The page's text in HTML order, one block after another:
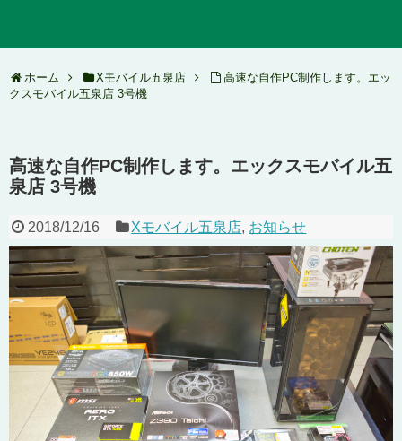
ホーム Xモバイル五泉店
高速な自作PC制作します。エッ
クスモバイル五泉店 3号機
高速な自作PC制作します。エックスモバイル五
泉店 3号機
2018/12/16 Xモバイル五泉店, お知らせ